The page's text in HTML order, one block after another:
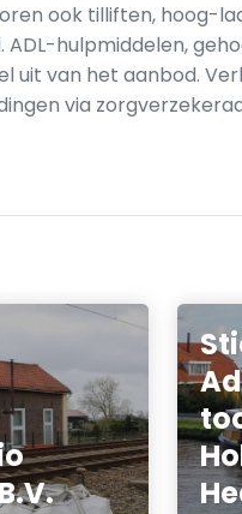
ook tilliften, hoog-
hulpmiddelen,
van het aanbod.
via